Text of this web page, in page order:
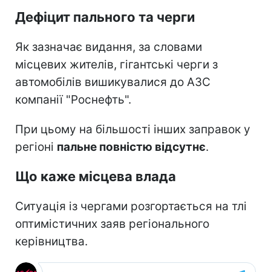
Дефіцит пального та черги
Як зазначає видання, за словами
місцевих жителів, гігантські черги з
автомобілів вишикувалися до АЗС
компанії "Роснефть".
При цьому на більшості інших заправок у
регіоні пальне повністю відсутнє.
Що каже місцева влада
Ситуація із чергами розгортається на тлі
оптимістичних заяв регіонального
керівництва.